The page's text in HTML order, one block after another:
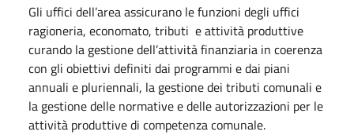
Gli uffici dell’area assicurano le funzioni degli uffici
ragioneria, economato, tributi e attività produttive
curando la gestione dell’attività finanziaria in coerenza
con gli obiettivi definiti dai programmi e dai piani
annuali e pluriennali, la gestione dei tributi comunali e
la gestione delle normative e delle autorizzazioni per le
attività produttive di competenza comunale.